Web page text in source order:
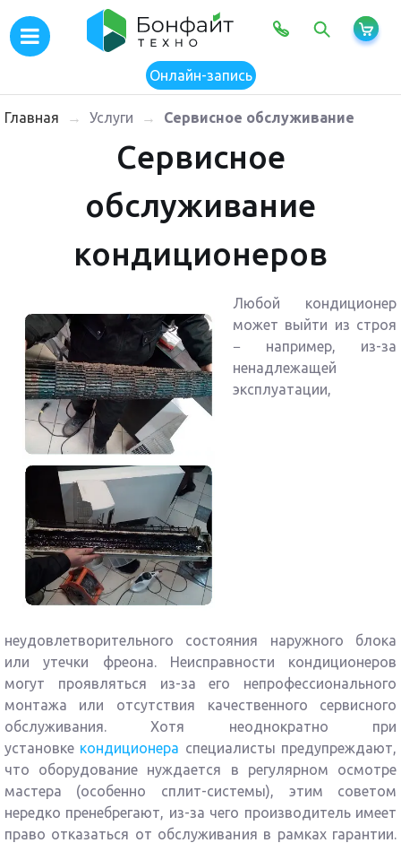
×
Онлайн-запись
Главная → Услуги → Сервисное обслуживание
Сервисное
обслуживание
кондиционеров
Любой кондиционер
может выйти из строя
− например, из-за
ненадлежащей
эксплуатации,
неудовлетворительного состояния наружного блока
или утечки фреона. Неисправности кондиционеров
могут проявляться из-за его непрофессионального
монтажа или отсутствия качественного сервисного
обслуживания. Хотя неоднократно при
установке кондиционера специалисты предупреждают,
что оборудование нуждается в регулярном осмотре
мастера (особенно сплит-системы), этим советом
нередко пренебрегают, из-за чего производитель имеет
право отказаться от обслуживания в рамках гарантии.